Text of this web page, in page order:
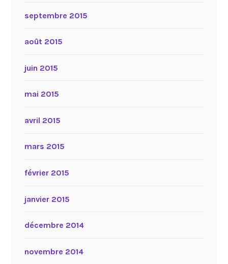
septembre 2015
août 2015
juin 2015
mai 2015
avril 2015
mars 2015
février 2015
janvier 2015
décembre 2014
novembre 2014